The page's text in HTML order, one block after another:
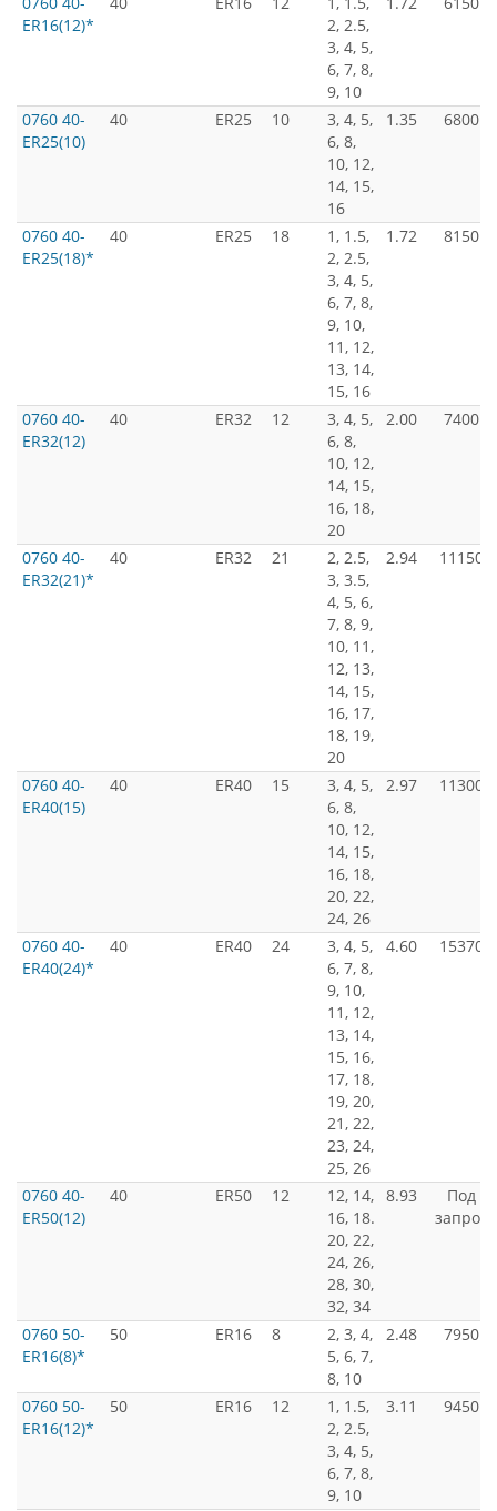
ER16(12)*
2, 2.5,
3, 4, 5,
6, 7, 8,
9, 10
0760 40-
ER25(10)
40 ER25 10
3, 4, 5,
6, 8,
10, 12,
14, 15,
16
1.35 6800
0760 40-
ER25(18)*
40 ER25 18
1, 1.5,
2, 2.5,
3, 4, 5,
6, 7, 8,
9, 10,
11, 12,
13, 14,
15, 16
1.72 8150
0760 40-
ER32(12)
40 ER32 12
3, 4, 5,
6, 8,
10, 12,
14, 15,
16, 18,
20
2.00 7400
0760 40-
ER32(21)*
40 ER32 21
2, 2.5,
3, 3.5,
4, 5, 6,
7, 8, 9,
10, 11,
12, 13,
14, 15,
16, 17,
18, 19,
20
2.94 11150
0760 40-
ER40(15)
40 ER40 15
3, 4, 5,
6, 8,
10, 12,
14, 15,
16, 18,
20, 22,
24, 26
2.97 11300
0760 40-
ER40(24)*
40 ER40 24
3, 4, 5,
6, 7, 8,
9, 10,
11, 12,
13, 14,
15, 16,
17, 18,
19, 20,
21, 22,
23, 24,
25, 26
4.60 15370
0760 40-
ER50(12)
40 ER50 12
12, 14,
16, 18.
20, 22,
24, 26,
28, 30,
32, 34
8.93
Под
запрос
0760 50-
ER16(8)*
50 ER16 8
2, 3, 4,
5, 6, 7,
8, 10
2.48 7950
0760 50-
ER16(12)*
50 ER16 12
1, 1.5,
2, 2.5,
3, 4, 5,
6, 7, 8,
9, 10
3.11 9450